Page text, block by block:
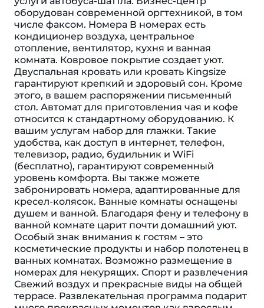
оборудован современной оргтехникой, в том
числе факсом. Номера В номерах есть
кондиционер воздуха, центральное
отопление, вентилятор, кухня и ванная
комната. Ковровое покрытие создает уют.
Двуспальная кровать или кровать Kingsize
гарантируют крепкий и здоровый сон. Кроме
этого, в вашем распоряжении письменный
стол. Автомат для приготовления чая и кофе
относится к стандартному оборудованию. К
вашим услугам набор для глажки. Такие
удобства, как доступ в интернет, телефон,
телевизор, радио, будильник и WiFi
(бесплатно), гарантируют современный
уровень комфорта. Вы также можете
забронировать номера, адаптированные для
кресел-колясок. Ванные комнаты оснащены
душем и ванной. Благодаря фену и телефону в
ванной комнате царит почти домашний уют.
Особый знак внимания к гостям – это
косметические продукты и набор полотенец в
ванных комнатах. Возможно размещение в
номерах для некурящих. Спорт и развлечения
Свежий воздух и прекрасные виды на общей
террасе. Развлекательная программа подарит